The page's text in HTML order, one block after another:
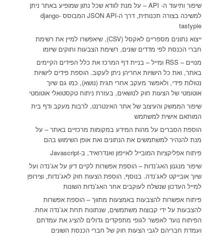
שיפור ותיעוד ה- API – על מנת לוודא שכל נתון שמופיע באתר ניתן
למשיכה בצורה תכנותית, דרך ה-JSON API המבוסס django-
tastypie
ייצוא נתונים מספריים לאקסל (CSV), שיאפשרו למיין את רשימת
חברי הכנסת לפי מדדים שונים, רשימת הצבעות וחוקים שיזמו
מנויים – RSS ומייל – בניית דף המרכז את כלל הפידים הקיימים
באתר, ואת כל הישויות אחריהן ניתן לעקוב. הוספת פידים לישויות
נטולות פידי, ולאפשר מעקב אחרי תגית (נושא), כמו גם שיוך
אוטומטי של הצעות חוק לנושאים, בעזרת ניתוח טקסטואלי אוטומטי
שיפור הממשק והעיצוב של אתר האינטרנט, לרבות מעקב ודף בית
המותאם אישית למשתמש
הוספת הסברים על מהות המידע במקומות מרכזיים באתר – על
מנת להנהיר למשתמשים את הנתונים ואת אופן השימוש בהם
פיתוח אפליקציות המובייל לאייפון ואנדרואיד, ב-Javascript
שיפור מנגנון האג’נדות – הוספת אפשרות לקיים דיון על אג’נדה ועל
שיוך אובייקט לאג’נדה. בנוסף, הוספת הצעות חוק לאג’נדות, וצירופן
למייל העדכון שנשלח לעוקבים אחר האג’נדות השונות
פיתוח אפשרות להצבעות באמצעות מתווך – הוספת אפשרות
להצבעות על ידי קבוצות משתמשים, שנתונות תחת אג’נדה אחת.
הפיתוח נועד לאפשר לגופי מתפקדים גדולים להציג את עמדתם
ועמדת חבריהם לגבי הצעות חוק של חברי הכנסת השונים